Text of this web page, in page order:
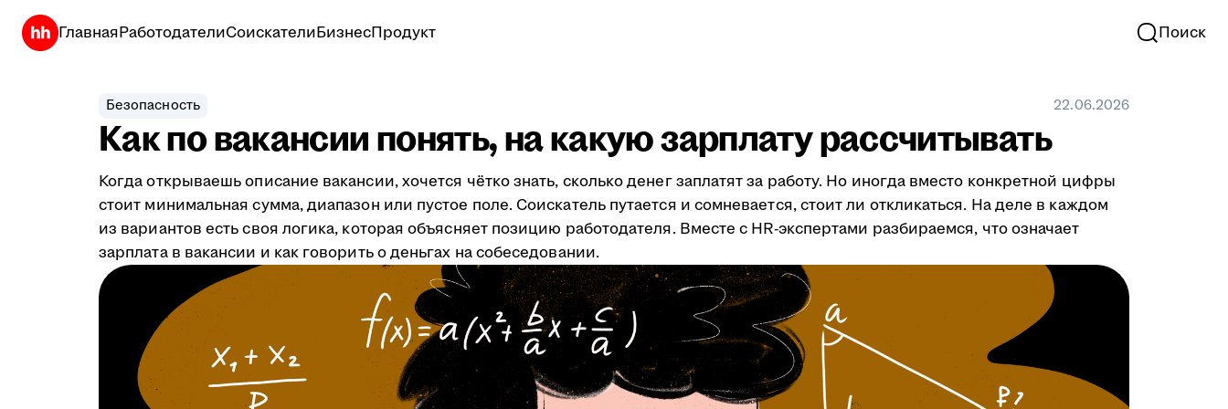
ГлавнаяРаботодателиСоискателиБизнесПродукт Поиск
Безопасность 22.06.2026
Как по вакансии понять, на какую зарплату рассчитывать
Когда открываешь описание вакансии, хочется чётко знать, сколько денег заплатят за работу. Но иногда вместо конкретной цифры
стоит минимальная сумма, диапазон или пустое поле. Соискатель путается и сомневается, стоит ли откликаться. На деле в каждом
из вариантов есть своя логика, которая объясняет позицию работодателя. Вместе с HR-экспертами разбираемся, что означает
зарплата в вакансии и как говорить о деньгах на собеседовании.